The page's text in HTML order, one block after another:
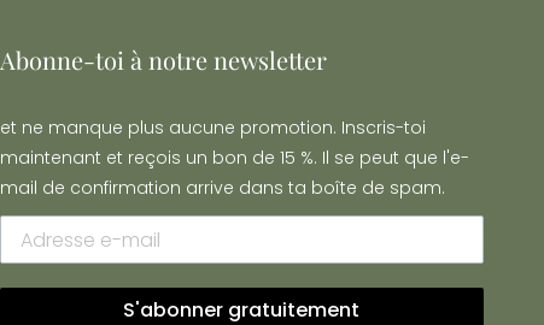
Abonne-toi à notre newsletter
et ne manque plus aucune promotion. Inscris-toi
maintenant et reçois un bon de 15 %. Il se peut que l'e-
mail de confirmation arrive dans ta boîte de spam.
S'abonner gratuitement